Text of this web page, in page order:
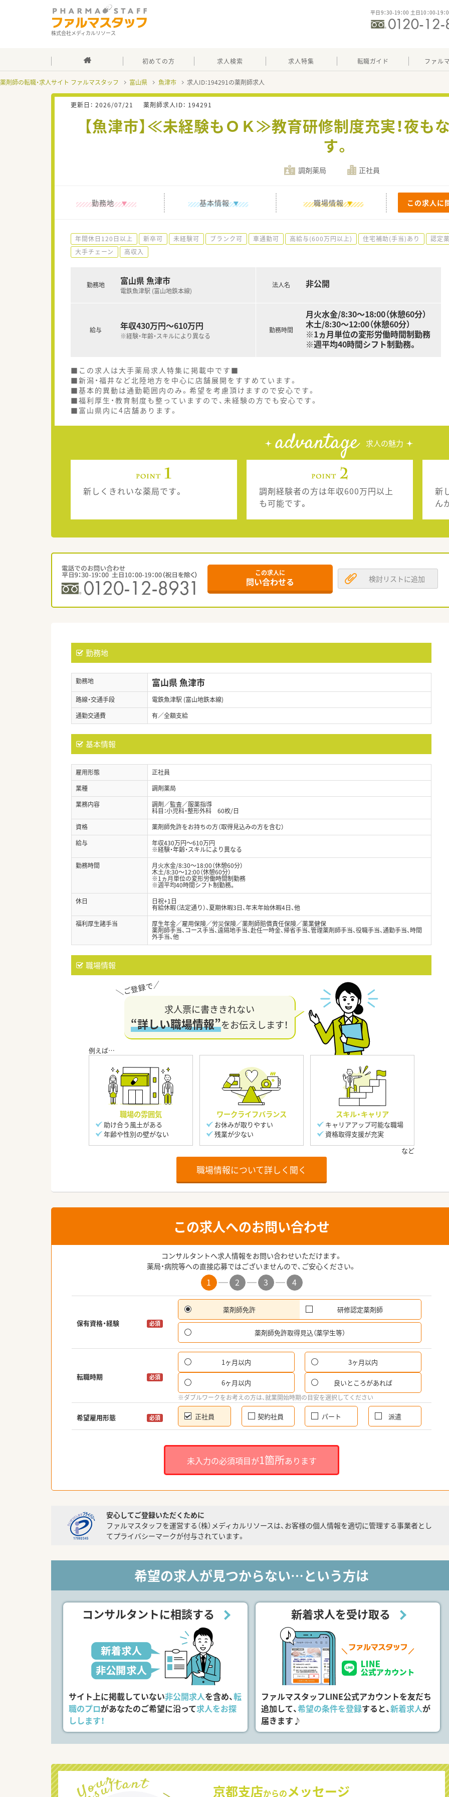
株式会社メディカルリソース
平日9：30-19：00 土日10：00-19：
初めての方 求人検索 求人特集 転職ガイド ファル
薬剤師の転職・求人サイト ファルマスタッフ 富山県 魚津市 求人ID：194291の薬剤師求人
更新日： 2026/07/21 薬剤師求人ID： 194291
【魚津市】≪未経験もＯＫ≫教育研修制度充実！夜も
す。
調剤薬局 正社員
勤務地 基本情報 職場情報 この求人に
年間休日120日以上 新卒可 未経験可 ブランク可 車通勤可 高給与(600万円以上) 住宅補助(手当)あり 認定
大手チェーン
高収入
勤務地 富山県 魚津市
電鉄魚津駅 (富山地鉄本線)
給与 年収430万円～610万円
※経験・年齢・スキルにより異なる
法人名 非公開
勤務時間
月火水金/8:30～18:00（休憩60分）
木土/8:30～12:00（休憩60分）
※1ヵ月単位の変形労働時間制勤務
※週平均40時間シフト制勤務。
■この求人は大手薬局求人特集に掲載中です■
■新潟・福井など北陸地方を中心に店舗展開をすすめています。
■基本的異動は通勤範囲内のみ。希望を考慮頂けますので安心です。
■福利厚生・教育制度も整っていますので、未経験の方でも安心です。
■富山県内に4店舗あります。
advantage 求人の魅力
新しくきれいな薬局です。
調剤経験者の方は年収600万円以上
も可能です。
新
ん
この求人に
問い合わせる 検討リストに追加
勤務地
勤務地 富山県 魚津市
路線・交通手段
電鉄魚津駅 (富山地鉄本線)
通勤交通費
有／全額支給
基本情報
雇用形態
正社員
業種
調剤薬局
業務内容
調剤／監査／服薬指導
科目：小児科・整形外科 60枚/日
資格
薬剤師免許をお持ちの方（取得見込みの方を含む）
給与
年収430万円～610万円
※経験・年齢・スキルにより異なる
勤務時間
月火水金/8:30～18:00（休憩60分）
木土/8:30～12:00（休憩60分）
※1ヵ月単位の変形労働時間制勤務
※週平均40時間シフト制勤務。
休日
日祝+1日
有給休暇（法定通り）、夏期休暇3日、年末年始休暇4日、他
福利厚生諸手当
厚生年金／雇用保険／労災保険／薬剤師賠償責任保険／薬業健保
薬剤師手当、コース手当、遠隔地手当、赴任一時金、帰省手当、管理薬剤師手当、役職手当、通勤手当、時間
外手当、他
職場情報
求人票に書ききれない
“詳しい職場情報”をお伝えします！
職場の雰囲気
助け合う風土がある
年齢や性別の壁がない
ワークライフバランス
お休みが取りやすい
残業が少ない
スキル・キャリア
キャリアアップ可能な職場
資格取得支援が充実
職場情報について詳しく聞く
この求人へのお問い合わせ
コンサルタントへ求人情報をお問い合わせいただけます。
薬局・病院等への直接応募ではございませんので、ご安心ください。
1 2 3 4
保有資格・経験 必須
薬剤師免許 研修認定薬剤師
薬剤師免許取得見込（薬学生等）
転職時期 必須
1ヶ月以内 3ヶ月以内
6ヶ月以内 良いところがあれば
※ダブルワークをお考えの方は、就業開始時期の目安を選択してください
希望雇用形態 必須 正社員 契約社員 パート 派遣
未入力の必須項目が1箇所あります
安心してご登録いただくために
ファルマスタッフを運営する（株）メディカルリソースは、お客様の個人情報を適切に管理する事業者とし
てプライバシーマークが付与されています。
希望の求人が見つからない…という方は
コンサルタントに相談する
サイト上に掲載していない非公開求人を含め、転
職のプロがあなたのご希望に沿って求人をお探
しします！
新着求人を受け取る
ファルマスタッフLINE公式アカウントを友だち
追加して、希望の条件を登録すると、新着求人が
届きます♪
京都支店からのメッセージ